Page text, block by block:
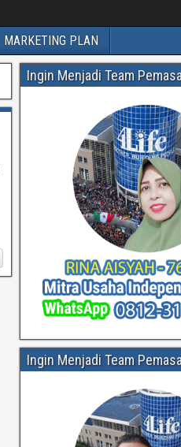
MARKETING PLAN
Ingin Menjadi Team
Ingin Menjadi Team